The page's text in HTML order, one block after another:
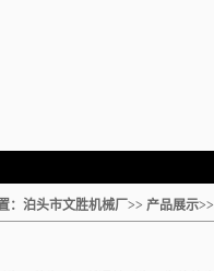
： 泊头市文胜机械厂 >> 产品展示>>